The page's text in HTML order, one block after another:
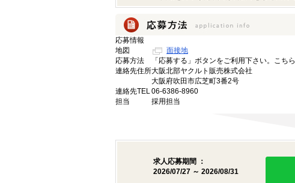
応募情報
地図
面接地
応募方法
「応募する」ボタンをご利用下さい。こち
連絡先住所大阪北部ヤクルト販売株式会社
大阪府吹田市広芝町3番2号
連絡先TEL06-6386-8960
担当
採用担当
求人応募期間 ：
2026/07/27 ～ 2026/08/31